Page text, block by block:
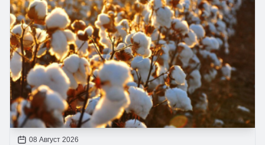
08 Август 2026